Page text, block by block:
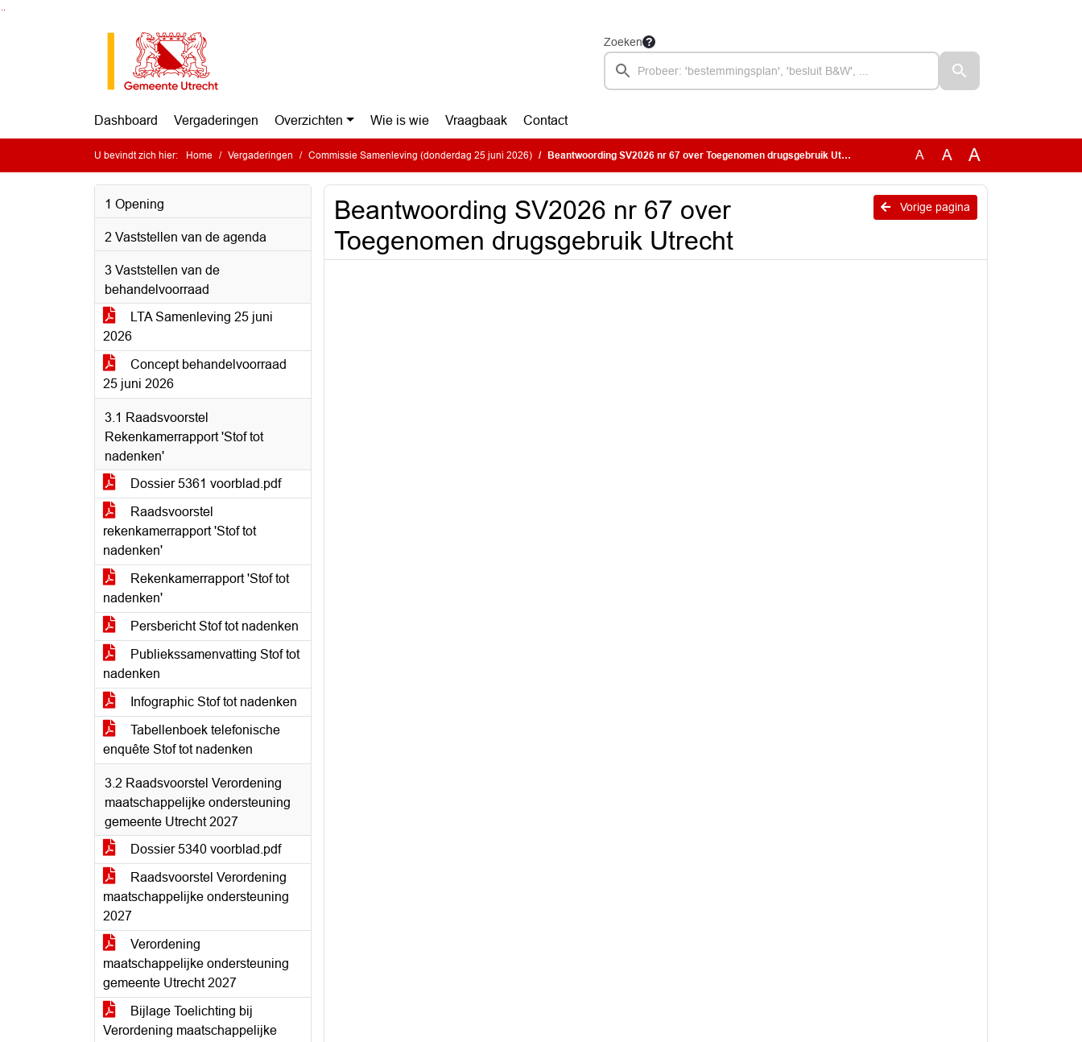
Zoeken
Dashboard Vergaderingen Overzichten Wie is wie Vraagbaak Contact
U bevindt zich hier: Home Vergaderingen Commissie Samenleving (donderdag 25 juni 2026) Beantwoording SV2026 nr 67 over Toegenomen drugsgebruik Utrecht A A A
1 Opening
2 Vaststellen van de agenda
3 Vaststellen van de
behandelvoorraad
LTA Samenleving 25 juni
2026
Concept behandelvoorraad
25 juni 2026
3.1 Raadsvoorstel
Rekenkamerrapport 'Stof tot
nadenken'
Dossier 5361 voorblad.pdf
Raadsvoorstel
rekenkamerrapport 'Stof tot
nadenken'
Rekenkamerrapport 'Stof tot
nadenken'
Persbericht Stof tot nadenken
Publiekssamenvatting Stof tot
nadenken
Infographic Stof tot nadenken
Tabellenboek telefonische
enquête Stof tot nadenken
3.2 Raadsvoorstel Verordening
maatschappelijke ondersteuning
gemeente Utrecht 2027
Dossier 5340 voorblad.pdf
Raadsvoorstel Verordening
maatschappelijke ondersteuning
2027
Verordening
maatschappelijke ondersteuning
gemeente Utrecht 2027
Bijlage Toelichting bij
Verordening maatschappelijke
Vorige pagina
Beantwoording SV2026 nr 67 over
Toegenomen drugsgebruik Utrecht